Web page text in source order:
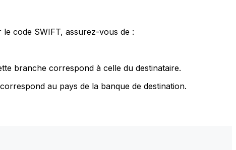
code SWIFT, assurez-vous de :
branche correspond à celle du destinataire.
au pays de la banque de destination.